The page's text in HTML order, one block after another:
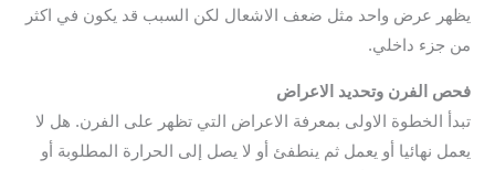
يظهر عرض واحد مثل ضعف الاشعال لكن السبب قد يكون في اكثر
من جزء داخلي.
فحص الفرن وتحديد الاعراض
تبدأ الخطوة الاولى بمعرفة الاعراض التي تظهر على الفرن. هل لا
يعمل نهائيا أو يعمل ثم ينطفئ أو لا يصل إلى الحرارة المطلوبة أو